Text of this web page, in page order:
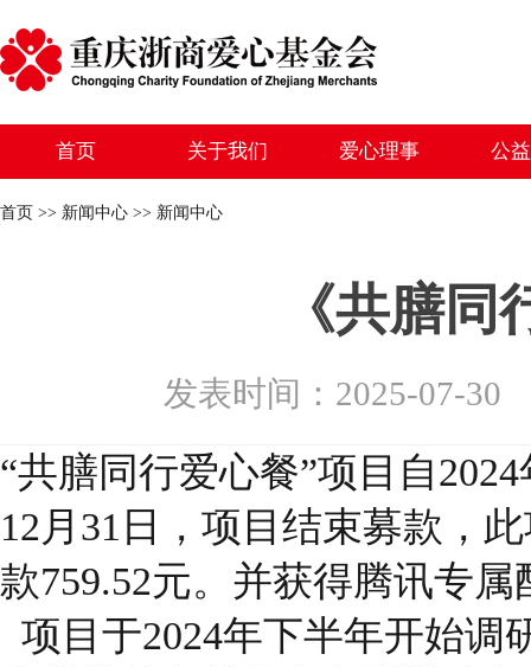
首页 关于我们 爱心理事 公
首页 >> 新闻中心 >> 新闻中心
《共膳
发表时间：2025-07-
“共膳同行爱心餐”项目自
12月31日，项目结束募款，
款759.52元。并获得腾讯专属
项目于2024年下半年开始调